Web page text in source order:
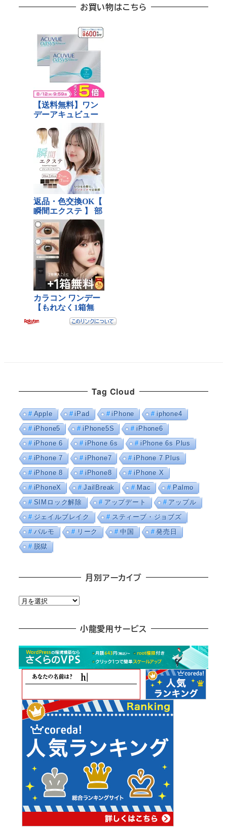
お買い物はこちら
Tag Cloud
Apple iPad iPhone
iphone4
iPhone5
iPhone5S
iPhone6
iPhone 6
iPhone 6s
iPhone 6s Plus
iPhone 7
iPhone7
iPhone 7 Plus
iPhone 8
iPhone8
iPhone X
iPhoneX
JailBreak Mac
Palmo
SIMロック解除
アップデート
アップル
ジェイルブレイク
スティーブ・ジョブズ
パルモ
リーク 中国
発売日
脱獄
月別アーカイブ
月
カ
小龍愛用サービス